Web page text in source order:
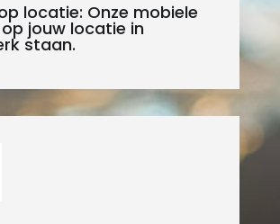
locatie: Onze mobiele
jouw locatie in
staan.